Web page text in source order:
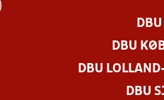
DBU
DBU
DBU